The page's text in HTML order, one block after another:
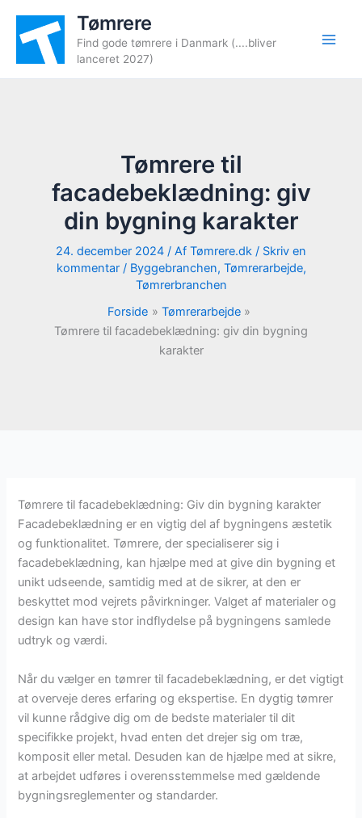
indholdet
Tømrere
Find gode tømrere i Danmark (....bliver
lanceret 2027)
Tømrere til
facadebeklædning: giv
din bygning karakter
24. december 2024 / Af Tømrere.dk / Skriv en
kommentar / Byggebranchen, Tømrerarbejde,
Tømrerbranchen
Forside
Tømrerarbejde
Tømrere til facadebeklædning: giv din bygning
karakter
Tømrere til facadebeklædning: Giv din bygning karakter
Facadebeklædning er en vigtig del af bygningens æstetik
og funktionalitet. Tømrere, der specialiserer sig i
facadebeklædning, kan hjælpe med at give din bygning et
unikt udseende, samtidig med at de sikrer, at den er
beskyttet mod vejrets påvirkninger. Valget af materialer og
design kan have stor indflydelse på bygningens samlede
udtryk og værdi.
Når du vælger en tømrer til facadebeklædning, er det vigtigt
at overveje deres erfaring og ekspertise. En dygtig tømrer
vil kunne rådgive dig om de bedste materialer til dit
specifikke projekt, hvad enten det drejer sig om træ,
komposit eller metal. Desuden kan de hjælpe med at sikre,
at arbejdet udføres i overensstemmelse med gældende
bygningsreglementer og standarder.